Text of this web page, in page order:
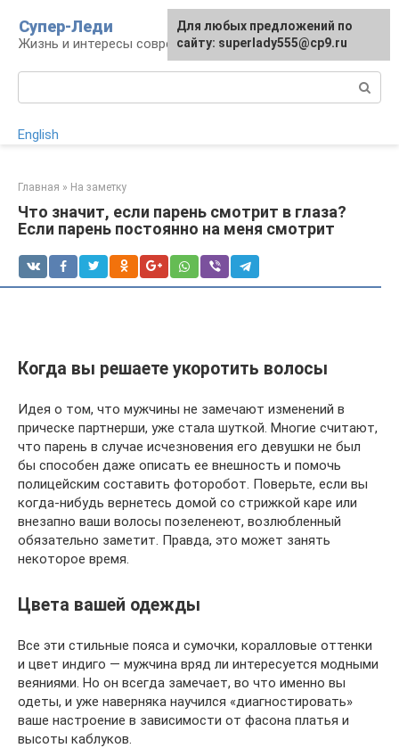
контенту
Супер-Леди
Жизнь и интересы современной женщины
English
Главная » На заметку
Что значит, если парень смотрит в глаза?
Если парень постоянно на меня смотрит
Когда вы решаете укоротить волосы
Идея о том, что мужчины не замечают изменений в
прическе партнерши, уже стала шуткой. Многие считают,
что парень в случае исчезновения его девушки не был
бы способен даже описать ее внешность и помочь
полицейским составить фоторобот. Поверьте, если вы
когда-нибудь вернетесь домой со стрижкой каре или
внезапно ваши волосы позеленеют, возлюбленный
обязательно заметит. Правда, это может занять
некоторое время.
Цвета вашей одежды
Все эти стильные пояса и сумочки, коралловые оттенки
и цвет индиго — мужчина вряд ли интересуется модными
веяниями. Но он всегда замечает, во что именно вы
одеты, и уже наверняка научился «диагностировать»
ваше настроение в зависимости от фасона платья и
высоты каблуков.
Для любых предложений по
сайту: superlady555@cp9.ru